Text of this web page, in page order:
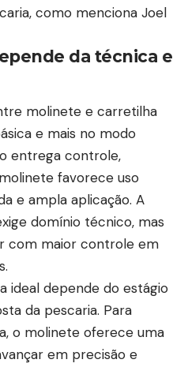
como menciona Joel
da técnica e
molinete e carretilha
e mais no modo
entrega controle,
favorece uso
e ampla aplicação. A
domínio técnico, mas
com maior controle em
ideal depende do estágio
da pescaria. Para
o molinete oferece uma
em precisão e